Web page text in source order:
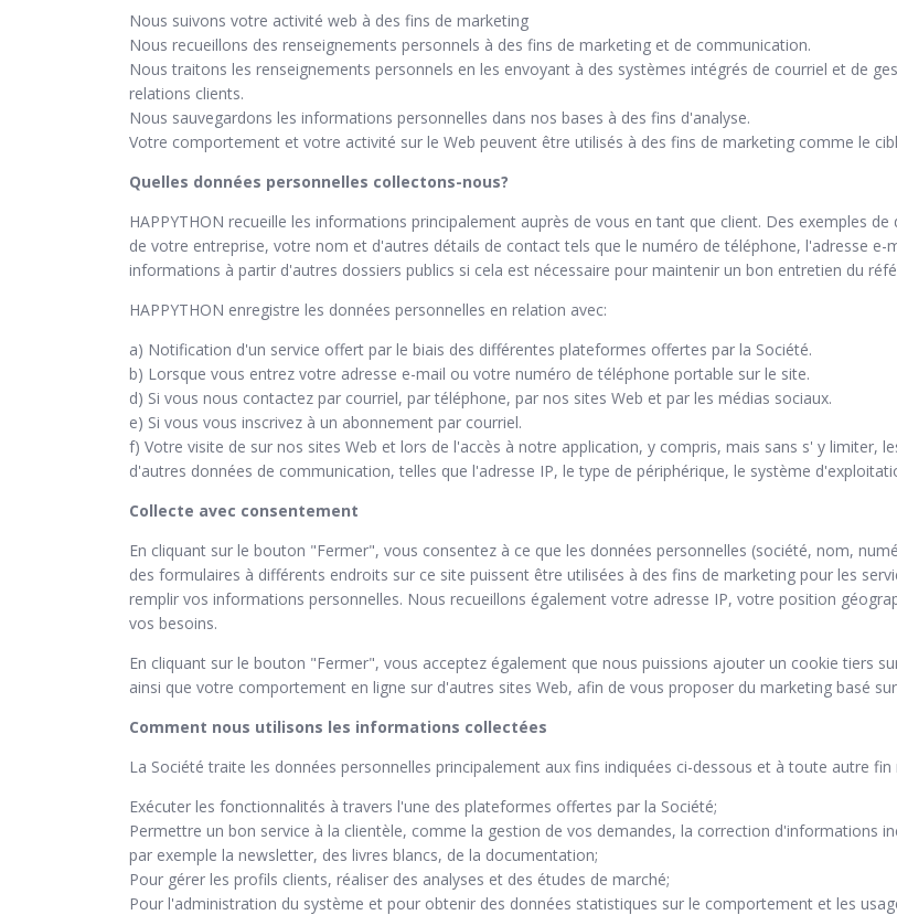
Nous suivons votre activité web à des fins de marketing
Nous recueillons des renseignements personnels à des fins de marketing et de communication.
Nous traitons les renseignements personnels en les envoyant à des systèmes intégrés de courriel et de
relations clients.
Nous sauvegardons les informations personnelles dans nos bases à des fins d'analyse.
Votre comportement et votre activité sur le Web peuvent être utilisés à des fins de marketing comme le
Quelles données personnelles collectons-nous?
HAPPYTHON recueille les informations principalement auprès de vous en tant que client. Des exemples
de votre entreprise, votre nom et d'autres détails de contact tels que le numéro de téléphone, l'adresse e-
informations à partir d'autres dossiers publics si cela est nécessaire pour maintenir un bon entretien du
HAPPYTHON enregistre les données personnelles en relation avec:
a) Notification d'un service offert par le biais des différentes plateformes offertes par la Société.
b) Lorsque vous entrez votre adresse e-mail ou votre numéro de téléphone portable sur le site.
d) Si vous nous contactez par courriel, par téléphone, par nos sites Web et par les médias sociaux.
e) Si vous vous inscrivez à un abonnement par courriel.
f) Votre visite de sur nos sites Web et lors de l'accès à notre application, y compris, mais sans s' y limiter,
d'autres données de communication, telles que l'adresse IP, le type de périphérique, le système
Collecte avec consentement
En cliquant sur le bouton "Fermer", vous consentez à ce que les données personnelles (société, nom,
des formulaires à différents endroits sur ce site puissent être utilisées à des fins de marketing pour les
remplir vos informations personnelles. Nous recueillons également votre adresse IP, votre position
vos besoins.
En cliquant sur le bouton "Fermer", vous acceptez également que nous puissions ajouter un cookie tiers
ainsi que votre comportement en ligne sur d'autres sites Web, afin de vous proposer du marketing basé
Comment nous utilisons les informations collectées
La Société traite les données personnelles principalement aux fins indiquées ci-dessous et à toute autre
Exécuter les fonctionnalités à travers l'une des plateformes offertes par la Société;
Permettre un bon service à la clientèle, comme la gestion de vos demandes, la correction d'informations
par exemple la newsletter, des livres blancs, de la documentation;
Pour gérer les profils clients, réaliser des analyses et des études de marché;
Pour l'administration du système et pour obtenir des données statistiques sur le comportement et les